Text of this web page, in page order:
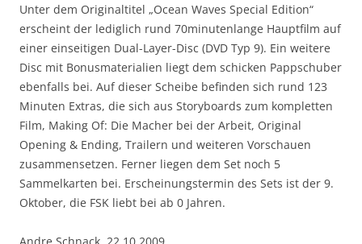
Unter dem Originaltitel „Ocean Waves Special Edition“
erscheint der lediglich rund 70minutenlange Hauptfilm auf
einer einseitigen Dual-Layer-Disc (DVD Typ 9). Ein weitere
Disc mit Bonusmaterialien liegt dem schicken Pappschuber
ebenfalls bei. Auf dieser Scheibe befinden sich rund 123
Minuten Extras, die sich aus Storyboards zum kompletten
Film, Making Of: Die Macher bei der Arbeit, Original
Opening & Ending, Trailern und weiteren Vorschauen
zusammensetzen. Ferner liegen dem Set noch 5
Sammelkarten bei. Erscheinungstermin des Sets ist der 9.
Oktober, die FSK liebt bei ab 0 Jahren.